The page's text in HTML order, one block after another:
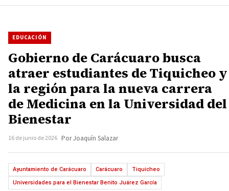
EDUCACIÓN
Gobierno de Carácuaro busca
atraer estudiantes de Tiquicheo y
la región para la nueva carrera
de Medicina en la Universidad del
Bienestar
16 de junio de 2026 Por Joaquín Salazar
Ayuntamiento de Carácuaro Carácuaro
Tiquicheo
Universidades para el Bienestar Benito Juárez García